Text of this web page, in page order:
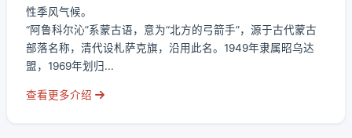
性季风气候。
“阿鲁科尔沁”系蒙古语，意为“北方的弓箭手”，源于古代蒙古
部落名称，清代设札萨克旗，沿用此名。1949年隶属昭乌达
盟，1969年划归...
查看更多介绍